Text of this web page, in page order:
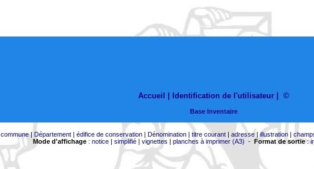
Accueil | Identification de l'utilisateur ©
Base Inventaire
commune| Département| édifice de conservation| Dénomination| titre courant| adresse|illustration|
Mode d'affichage: notice| simplifié| vignettes | planches à imprimer (A3) - Format de sortie: